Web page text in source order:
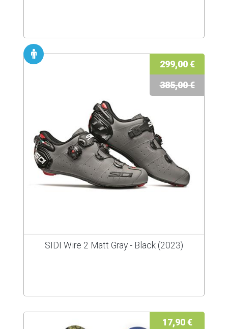
299,00 €
385,00 €
SIDI Wire 2 Matt Gray - Black (2023)
17,90 €